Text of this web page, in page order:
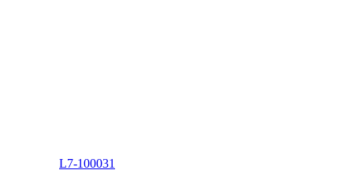
L7-100031